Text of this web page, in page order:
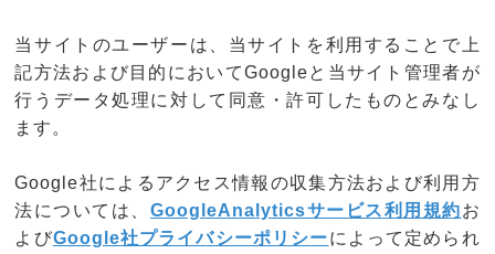
当サイトのユーザーは、当サイトを利用することで上
記方法および目的においてGoogleと当サイト管理者が
行うデータ処理に対して同意・許可したものとみなし
ます。
Google社によるアクセス情報の収集方法および利用方
法については、 GoogleAnalyticsサービス利用規約お
よびGoogle社プライバシーポリシーによって定められ